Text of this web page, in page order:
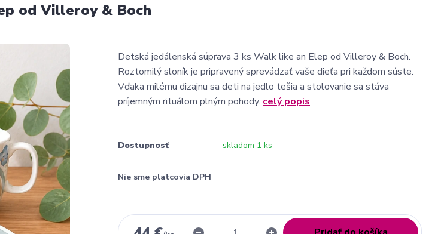
od Villeroy & Boch
Detská jedálenská súprava 3 ks Walk like an Elep od Villeroy & Boch.
Roztomilý sloník je pripravený sprevádzať vaše dieťa pri každom súste.
Vďaka milému dizajnu sa deti na jedlo tešia a stolovanie sa stáva
príjemným rituálom plným pohody. celý popis
Dostupnosť skladom 1 ks
Nie sme platcovia DPH